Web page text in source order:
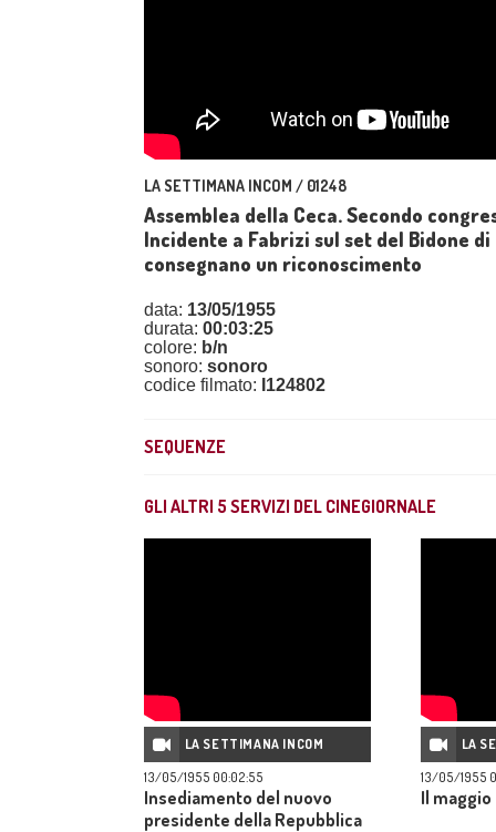
LA SETTIMANA INCOM / 01248
Assemblea della Ceca. Secondo
Incidente a Fabrizi sul set del Bidone
consegnano un riconoscimento
data: 13/05/1955
durata: 00:03:25
colore: b/n
sonoro: sonoro
codice filmato: I124802
SEQUENZE
GLI ALTRI 5 SERVIZI DEL CINEGIORNALE
LA SETTIMANA INCOM
13/05/1955 00:02:55
Insediamento del nuovo
presidente della Repubblica
LA
13/05/1955
Il